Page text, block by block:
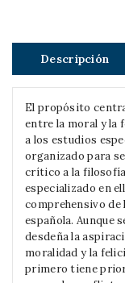
Descripción
El propósito
entre la moral y la
a los estudios
organizado para
crítico a la
especializado en
comprehensivo de
española. Aunque
desdeña la
moralidad y la
primero tiene